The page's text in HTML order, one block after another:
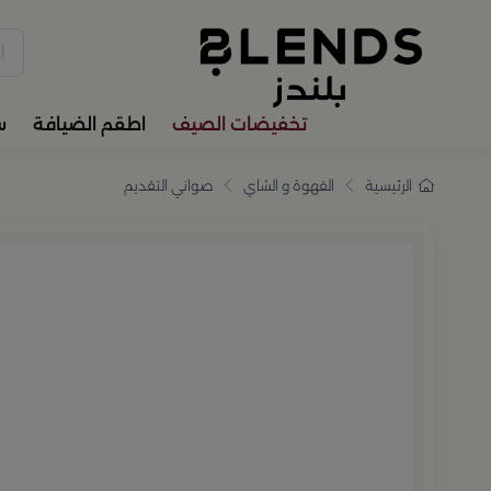
تسوّق من بلندز تشكيلة تضم
تخفيضات الصيف اطقم الضيافة
الرئيسية القهوة و الشاي صواني التقديم